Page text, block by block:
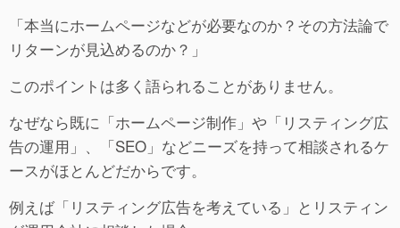
「本当にホームページなどが必要なのか？その方法論で
リターンが見込めるのか？」
このポイントは多く語られることがありません。
なぜなら既に「ホームページ制作」や「リスティング広
告の運用」、「SEO」などニーズを持って相談されるケ
ースがほとんどだからです。
例えば「リスティング広告を考えている」とリスティン